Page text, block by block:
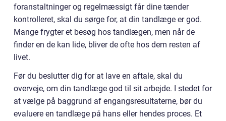
foranstaltninger og regelmæssigt får dine tænder
kontrolleret, skal du sørge for, at din tandlæge er god.
Mange frygter et besøg hos tandlægen, men når de
finder en de kan lide, bliver de ofte hos dem resten af
livet.
Før du beslutter dig for at lave en aftale, skal du
overveje, om din tandlæge god til sit arbejde. I stedet for
at vælge på baggrund af engangsresultaterne, bør du
evaluere en tandlæge på hans eller hendes proces. Et